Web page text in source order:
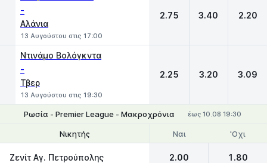
-
Αλάνια
13 Αυγούστου στις 17:00
2.75 3.40 2.20
Ντινάμο Βολόγκντα
-
Τβερ
13 Αυγούστου στις 19:30
2.25 3.20 3.09
Ρωσία - Premier League - Μακροχρόνια έως 10.08 19:30
Νικητής Θέσεις 1-2
Ναι 'Οχι
Ζενίτ Αγ. Πετρούπολης 2.00 1.80